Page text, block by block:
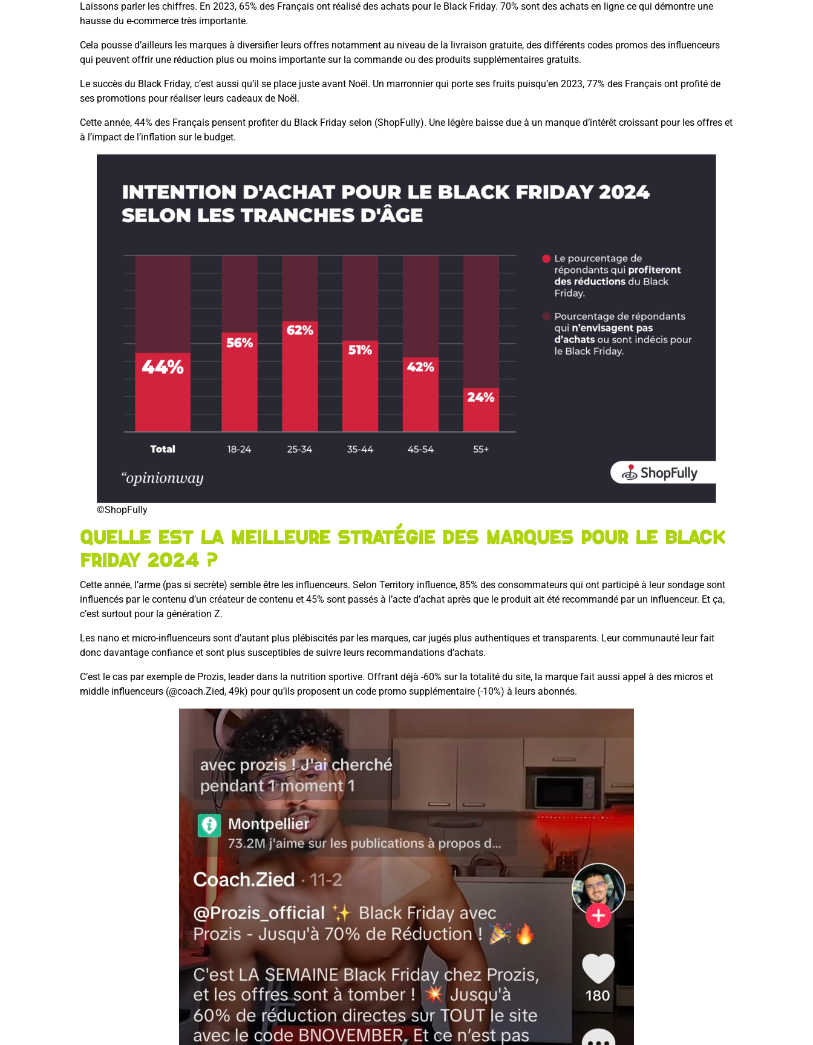
Laissons parler les chiffres. En 2023, 65% des Français ont réalisé des achats pour le Black Friday. 70% sont des achats en ligne ce qui démontre une
hausse du e-commerce très importante.
Cela pousse d’ailleurs les marques à diversifier leurs offres notamment au niveau de la livraison gratuite, des différents codes promos des influenceurs
qui peuvent offrir une réduction plus ou moins importante sur la commande ou des produits supplémentaires gratuits.
Le succès du Black Friday, c’est aussi qu’il se place juste avant Noël. Un marronnier qui porte ses fruits puisqu’en 2023, 77% des Français ont profité de
ses promotions pour réaliser leurs cadeaux de Noël.
Cette année, 44% des Français pensent profiter du Black Friday selon (ShopFully). Une légère baisse due à un manque d’intérêt croissant pour les offres et
à l’impact de l’inflation sur le budget.
©ShopFully
Quelle est la meilleure stratégie des marques pour le Black
Friday 2024 ?
Cette année, l’arme (pas si secrète) semble être les influenceurs. Selon Territory influence, 85% des consommateurs qui ont participé à leur sondage sont
influencés par le contenu d’un créateur de contenu et 45% sont passés à l’acte d’achat après que le produit ait été recommandé par un influenceur. Et ça,
c’est surtout pour la génération Z.
Les nano et micro-influenceurs sont d’autant plus plébiscités par les marques, car jugés plus authentiques et transparents. Leur communauté leur fait
donc davantage confiance et sont plus susceptibles de suivre leurs recommandations d’achats.
C’est le cas par exemple de Prozis, leader dans la nutrition sportive. Offrant déjà -60% sur la totalité du site, la marque fait aussi appel à des micros et
middle influenceurs (@coach.Zied, 49k) pour qu’ils proposent un code promo supplémentaire (-10%) à leurs abonnés.